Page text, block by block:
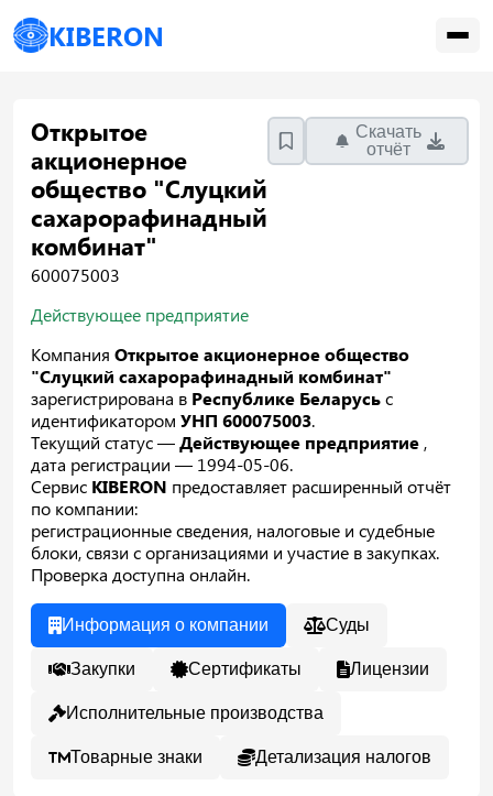
KIBERON
Открытое
акционерное
общество "Слуцкий
сахарорафинадный
комбинат"
600075003
Скачать
отчёт
Действующее предприятие
Компания Открытое акционерное общество
"Слуцкий сахарорафинадный комбинат"
зарегистрирована в Республике Беларусьс
идентификатором УНП 600075003.
Текущий статус —Действующее предприятие ,
дата регистрации — 1994-05-06.
Сервис KIBERON предоставляет расширенный отчёт
по компании:
регистрационные сведения, налоговые и судебные
блоки, связи с организациями и участие в закупках.
Проверка доступна онлайн.
Информация о компании Суды
Закупки Сертификаты Лицензии
Исполнительные производства
Товарные знаки Детализация налогов